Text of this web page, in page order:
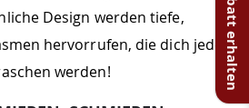
Design werden tiefe,
hervorrufen, die dich jedes
werden!